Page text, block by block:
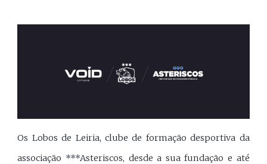
Os Lobos de Leiria, clube de formação desportiva da
associação ***Asteriscos, desde a sua fundação e até